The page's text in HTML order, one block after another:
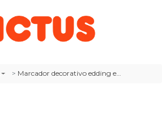
Marcador decorativo edding e-4040 naranja